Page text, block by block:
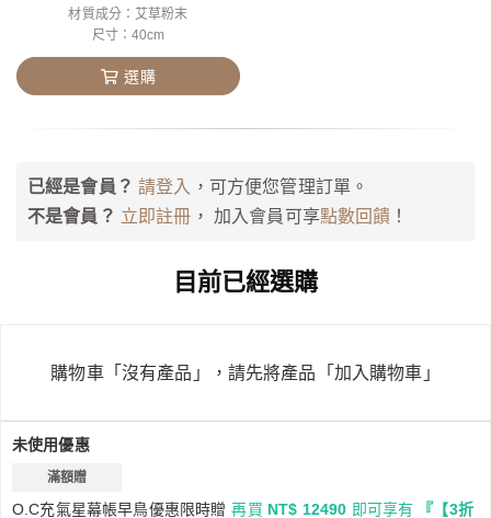
材質成分：艾草粉末
尺寸：40cm
選購
已經是會員？ 請登入 ，可方便您管理訂單。
不是會員？ 立即註冊 ， 加入會員可享點數回饋！
目前已經選購
購物車「沒有產品」，請先將產品「加入購物車」
未使用優惠
滿額贈
O.C充氣星幕帳早鳥優惠限時贈 再買 NT$ 12490 即可享有
『【3折